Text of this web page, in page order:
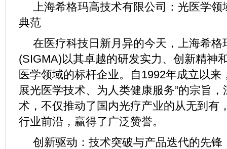
上海希格玛高技术有限公司：光医学领
典范
在医疗科技日新月异的今天，上海希格
(SIGMA)以其卓越的研发实力、创新精神
医学领域的标杆企业。自1992年成立以来
展光医学技术、为人类健康服务”的宗旨
术，不仅推动了国内光疗产业的从无到有
行业前沿，赢得了广泛赞誉。
创新驱动：技术突破与产品迭代的先锋